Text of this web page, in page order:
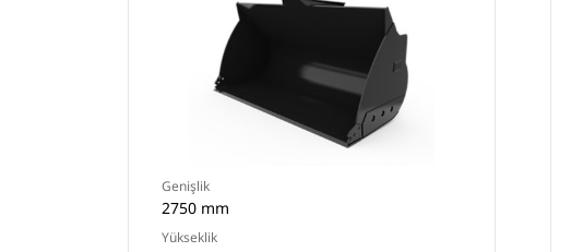
Genişlik
2750 mm
Yükseklik